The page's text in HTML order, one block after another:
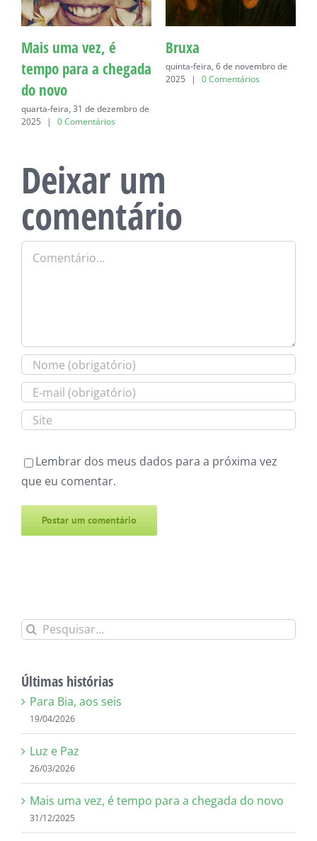
Mais uma vez, é
tempo para a chegada
do novo
quarta-feira, 31 de dezembro de
2025
| 0 Comentários
Bruxa
quinta-feira, 6 de novembro de
2025
| 0 Comentários
Deixar um
comentário
Comentário
Lembrar dos meus dados para a próxima vez
que eu comentar.
Buscar
Últimas histórias
Para Bia, aos seis
19/04/2026
Luz e Paz
26/03/2026
Mais uma vez, é tempo para a chegada do novo
31/12/2025